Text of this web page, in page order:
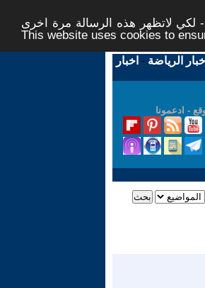
لاتظهر هذه الرسالة مرة اخرى -
This website uses cookies to
اخبار الرياضة - اخبار
- ادعمونا